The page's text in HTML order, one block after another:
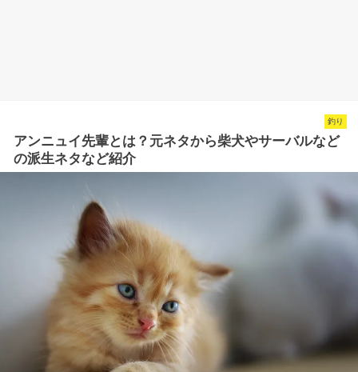
釣り
アンニュイ先輩とは？元ネタから柴犬やサーバルなど
の派生ネタなど紹介